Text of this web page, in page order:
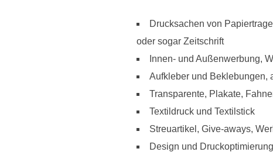
Drucksachen von
oder sogar Zeitschrift
Innen- und Außenwerbung,
Aufkleber und Beklebungen,
Transparente, Plakate,
Textildruck und Textilstick
Streuartikel, Give-aways,
Design und Druckoptimierung